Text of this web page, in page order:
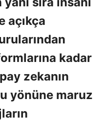
açıkça
kadar
zekanın
yönüne maruz